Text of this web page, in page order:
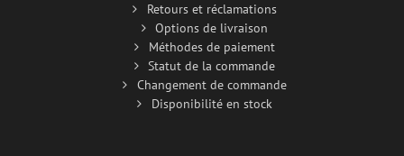
Retours et réclamations
Options de livraison
Méthodes de paiement
Statut de la commande
Changement de commande
Disponibilité en stock